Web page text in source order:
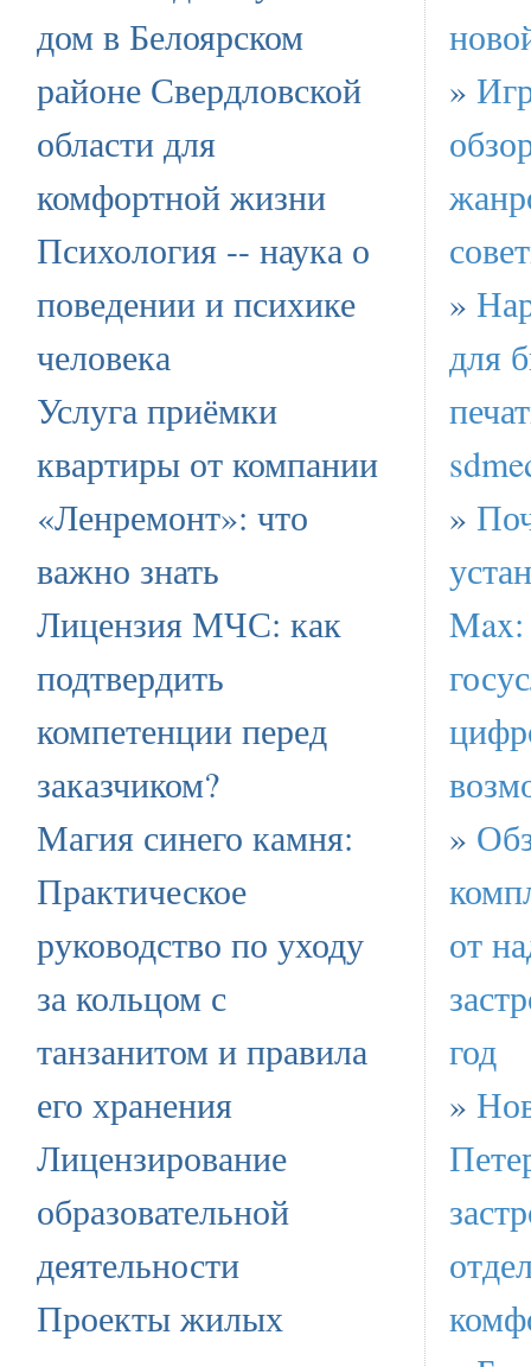
дом в Белоярском
районе Свердловской
области для
комфортной жизни
Психология -- наука о
поведении и психике
человека
Услуга приёмки
квартиры от компании
«Ленремонт»: что
важно знать
Лицензия МЧС: как
подтвердить
компетенции перед
заказчиком?
Магия синего камня:
Практическое
руководство по уходу
за кольцом с
танзанитом и правила
его хранения
Лицензирование
образовательной
деятельности
Проекты жилых
»
»
для
»
Max:
»
от
год
»